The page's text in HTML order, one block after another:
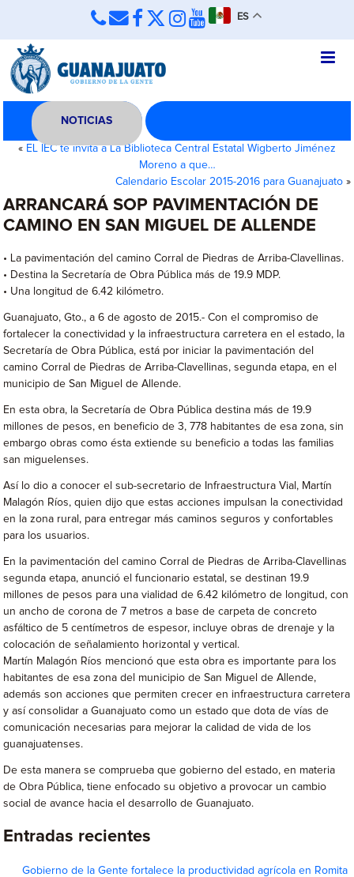
ES
NOTICIAS
« EL IEC te invita a La Biblioteca Central Estatal Wigberto Jiménez
Moreno a que…
Calendario Escolar 2015-2016 para Guanajuato»
ARRANCARÁ SOP PAVIMENTACIÓN DE
CAMINO EN SAN MIGUEL DE ALLENDE
• La pavimentación del camino Corral de Piedras de Arriba-Clavellinas.
• Destina la Secretaría de Obra Pública más de 19.9 MDP.
• Una longitud de 6.42 kilómetro.
Guanajuato, Gto., a 6 de agosto de 2015.- Con el compromiso de
fortalecer la conectividad y la infraestructura carretera en el estado, la
Secretaría de Obra Pública, está por iniciar la pavimentación del
camino Corral de Piedras de Arriba-Clavellinas, segunda etapa, en el
municipio de San Miguel de Allende.
En esta obra, la Secretaría de Obra Pública destina más de 19.9
millones de pesos, en beneficio de 3, 778 habitantes de esa zona, sin
embargo obras como ésta extiende su beneficio a todas las familias
san miguelenses.
Así lo dio a conocer el sub-secretario de Infraestructura Vial, Martín
Malagón Ríos, quien dijo que estas acciones impulsan la conectividad
en la zona rural, para entregar más caminos seguros y confortables
para los usuarios.
En la pavimentación del camino Corral de Piedras de Arriba-Clavellinas
segunda etapa, anunció el funcionario estatal, se destinan 19.9
millones de pesos para una vialidad de 6.42 kilómetro de longitud, con
un ancho de corona de 7 metros a base de carpeta de concreto
asfáltico de 5 centímetros de espesor, incluye obras de drenaje y la
colocación de señalamiento horizontal y vertical.
Martín Malagón Ríos mencionó que esta obra es importante para los
habitantes de esa zona del municipio de San Miguel de Allende,
además son acciones que permiten crecer en infraestructura carretera
y así consolidar a Guanajuato como un estado que dota de vías de
comunicación necesarias para mejorar la calidad de vida de los
guanajuatenses.
De esta manera se comprueba que gobierno del estado, en materia
de Obra Pública, tiene enfocado su objetivo a provocar un cambio
social de avance hacia el desarrollo de Guanajuato.
Entradas recientes
Gobierno de la Gente fortalece la productividad agrícola en Romita